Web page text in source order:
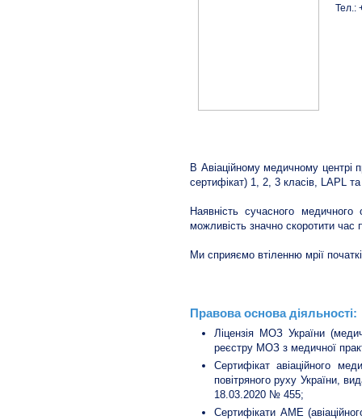
Тел.:
В Авіаційному медичному центрі
сертифікат) 1, 2, 3 класів, LAPL
Наявність сучасного
можливість значно скоротити час
Ми сприяємо втіленню мрії
Правова основа діяльності:
Ліцензія МОЗ України
реєстру МОЗ з медичної
Сертифікат авіаційного
повітряного руху України,
18.03.2020 № 455;
Сертифікати АМЕ